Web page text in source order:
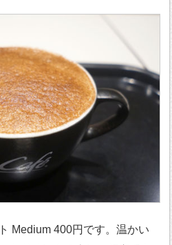
Medium 400円です。温かい